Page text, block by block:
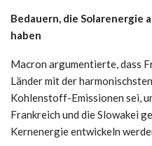
Bedauern, die Solarenergie
haben
Macron argumentierte, dass
Länder mit der
Kohlenstoff-Emissionen sei,
Frankreich und die Slowakei
Kernenergie entwickeln